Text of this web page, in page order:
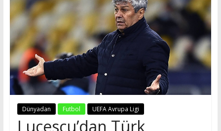
Dünyadan Futbol UEFA Avrupa Ligi
Lucescu’dan Türk